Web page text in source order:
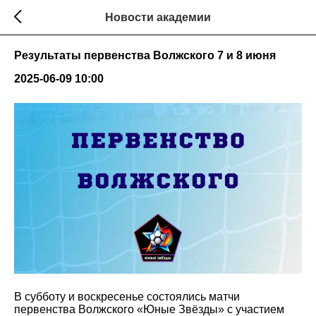
Новости академии
Результаты первенства Волжского 7 и 8 июня
2025-06-09 10:00
В субботу и воскресенье состоялись матчи
первенства Волжского «Юные Звёзды» с участием